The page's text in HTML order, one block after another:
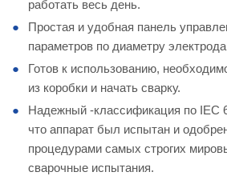
работать весь день.
Простая и удобная панель
параметров по диаметру
Готов к использованию,
из коробки и начать сварку.
Надежный -классификация по IEC
что аппарат был испытан и
процедурами самых строгих
сварочные испытания.